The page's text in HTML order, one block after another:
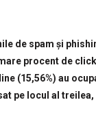
de spam și
procent de
(15,56%) au
pe locul al